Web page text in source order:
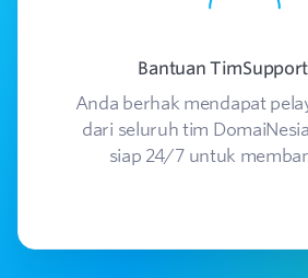
Bantuan
Anda berhak mendapat
dari seluruh tim
siap 24/7 untuk